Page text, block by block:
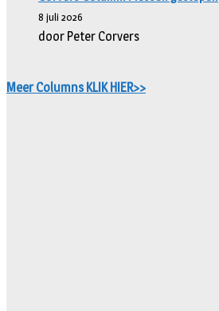
8 juli 2026
door Peter Corvers
Meer Columns KLIK HIER>>